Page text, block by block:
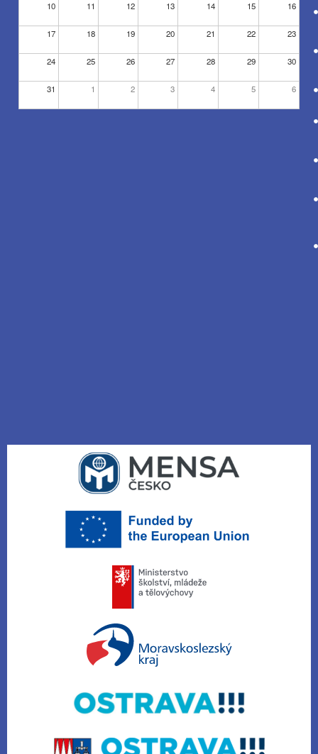
10 11 12 13 14 15 16
17 18 19 20 21 22 23
24 25 26 27 28 29 30
31 1 2 3 4 5 6